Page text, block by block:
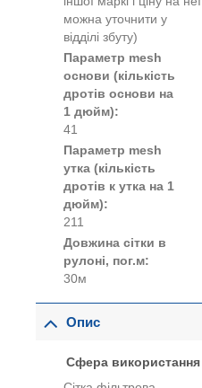
можна уточнити у
відділі збуту)
Параметр mesh
основи (кількість
дротів основи на
1 дюйм):
41
Параметр mesh
утка (кількість
дротів к утка на 1
дюйм):
211
Довжина сітки в
рулоні, пог.м:
30м
Опис
Сфера використання